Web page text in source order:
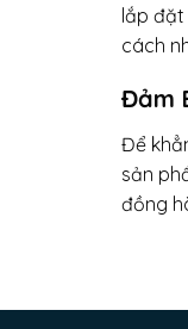
lắp đặt
cách
Đảm
Để
sản
đồng